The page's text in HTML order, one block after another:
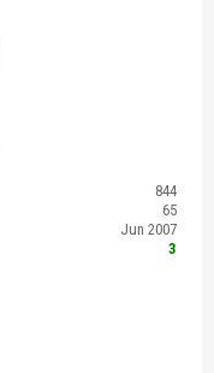
844
65
Jun 2007
3